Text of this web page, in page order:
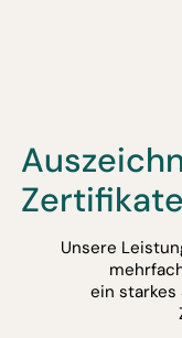
Zertifikate
Unsere
ein starkes